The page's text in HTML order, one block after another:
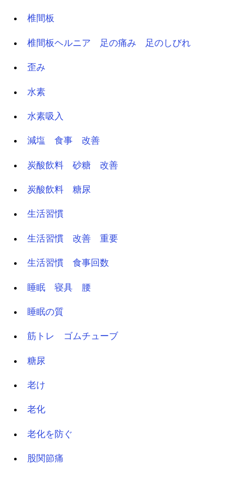
椎間板
椎間板ヘルニア 足の痛み 足のしびれ
歪み
水素
水素吸入
減塩 食事 改善
炭酸飲料 砂糖 改善
炭酸飲料 糖尿
生活習慣
生活習慣 改善 重要
生活習慣 食事回数
睡眠 寝具 腰
睡眠の質
筋トレ ゴムチューブ
糖尿
老け
老化
老化を防ぐ
股関節痛